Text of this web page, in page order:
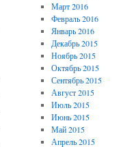
Март 2016
Февраль 2016
Январь 2016
Декабрь 2015
Ноябрь 2015
Октябрь 2015
Сентябрь 2015
Август 2015
Июль 2015
Июнь 2015
Май 2015
Апрель 2015